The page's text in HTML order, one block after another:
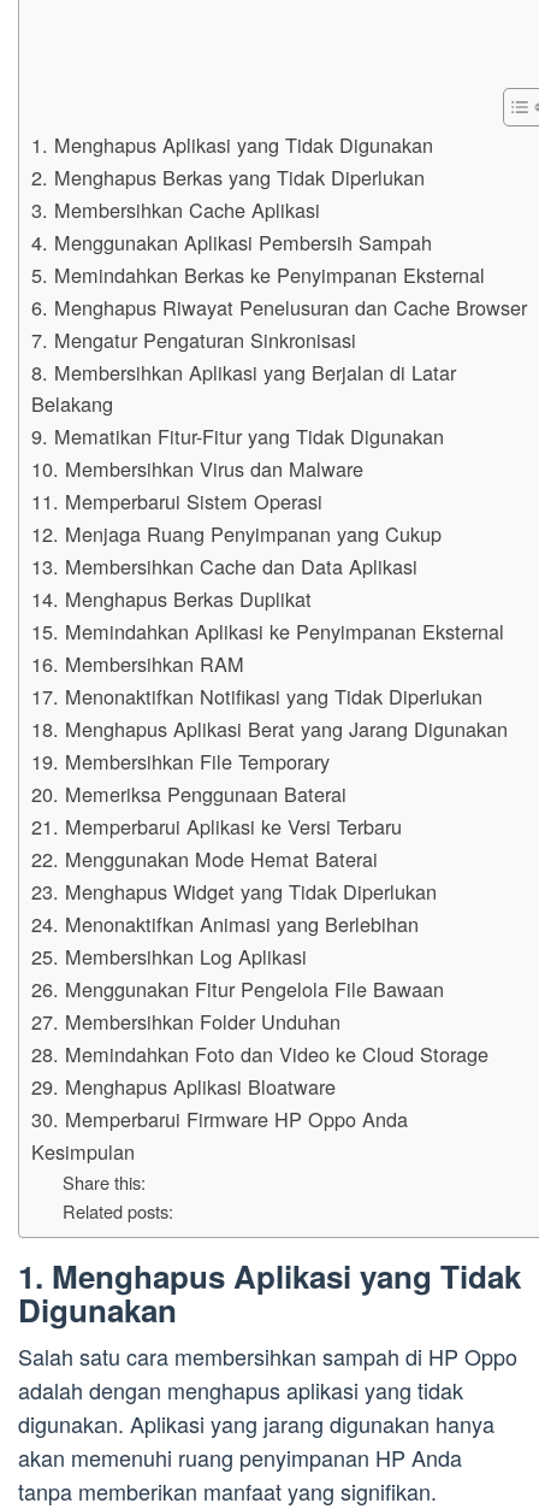
1. Menghapus Aplikasi yang Tidak Digunakan
2. Menghapus Berkas yang Tidak Diperlukan
3. Membersihkan Cache Aplikasi
4. Menggunakan Aplikasi Pembersih Sampah
5. Memindahkan Berkas ke Penyimpanan Eksternal
6. Menghapus Riwayat Penelusuran dan Cache Browser
7. Mengatur Pengaturan Sinkronisasi
8. Membersihkan Aplikasi yang Berjalan di Latar
Belakang
9. Mematikan Fitur-Fitur yang Tidak Digunakan
10. Membersihkan Virus dan Malware
11. Memperbarui Sistem Operasi
12. Menjaga Ruang Penyimpanan yang Cukup
13. Membersihkan Cache dan Data Aplikasi
14. Menghapus Berkas Duplikat
15. Memindahkan Aplikasi ke Penyimpanan Eksternal
16. Membersihkan RAM
17. Menonaktifkan Notifikasi yang Tidak Diperlukan
18. Menghapus Aplikasi Berat yang Jarang Digunakan
19. Membersihkan File Temporary
20. Memeriksa Penggunaan Baterai
21. Memperbarui Aplikasi ke Versi Terbaru
22. Menggunakan Mode Hemat Baterai
23. Menghapus Widget yang Tidak Diperlukan
24. Menonaktifkan Animasi yang Berlebihan
25. Membersihkan Log Aplikasi
26. Menggunakan Fitur Pengelola File Bawaan
27. Membersihkan Folder Unduhan
28. Memindahkan Foto dan Video ke Cloud Storage
29. Menghapus Aplikasi Bloatware
30. Memperbarui Firmware HP Oppo Anda
Kesimpulan
Share this:
Related posts:
1. Menghapus Aplikasi yang Tidak
Digunakan
Salah satu cara membersihkan sampah di HP Oppo
adalah dengan menghapus aplikasi yang tidak
digunakan. Aplikasi yang jarang digunakan hanya
akan memenuhi ruang penyimpanan HP Anda
tanpa memberikan manfaat yang signifikan.